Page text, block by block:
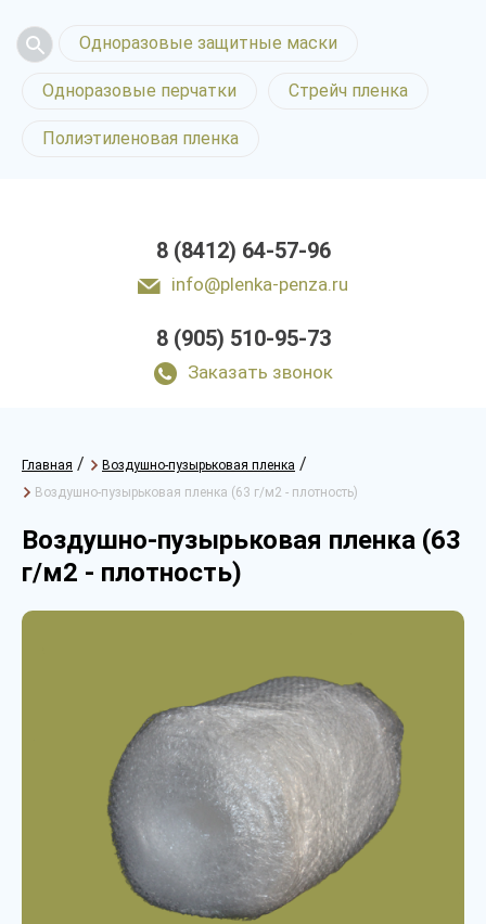
Одноразовые защитные маски
Одноразовые перчатки Стрейч пленка
Полиэтиленовая пленка
8 (8412) 64-57-96
info@plenka-penza.ru
8 (905) 510-95-73
Заказать звонок
Главная / Воздушно-пузырьковая пленка /
Воздушно-пузырьковая пленка (63 г/м2 - плотность)
Воздушно-пузырьковая пленка (63
г/м2 - плотность)